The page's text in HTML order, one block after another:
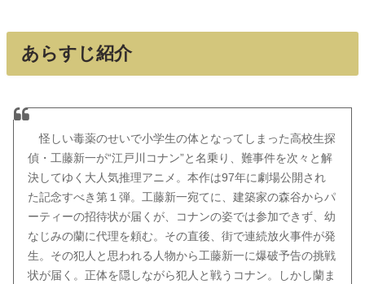
あらすじ紹介
怪しい毒薬のせいで小学生の体となってしまった高校生探
偵・工藤新一が“江戸川コナン”と名乗り、難事件を次々と解
決してゆく大人気推理アニメ。本作は97年に劇場公開され
た記念すべき第１弾。工藤新一宛てに、建築家の森谷からパ
ーティーの招待状が届くが、コナンの姿では参加できず、幼
なじみの蘭に代理を頼む。その直後、街で連続放火事件が発
生。その犯人と思われる人物から工藤新一に爆破予告の挑戦
状が届く。正体を隠しながら犯人と戦うコナン。しかし蘭ま